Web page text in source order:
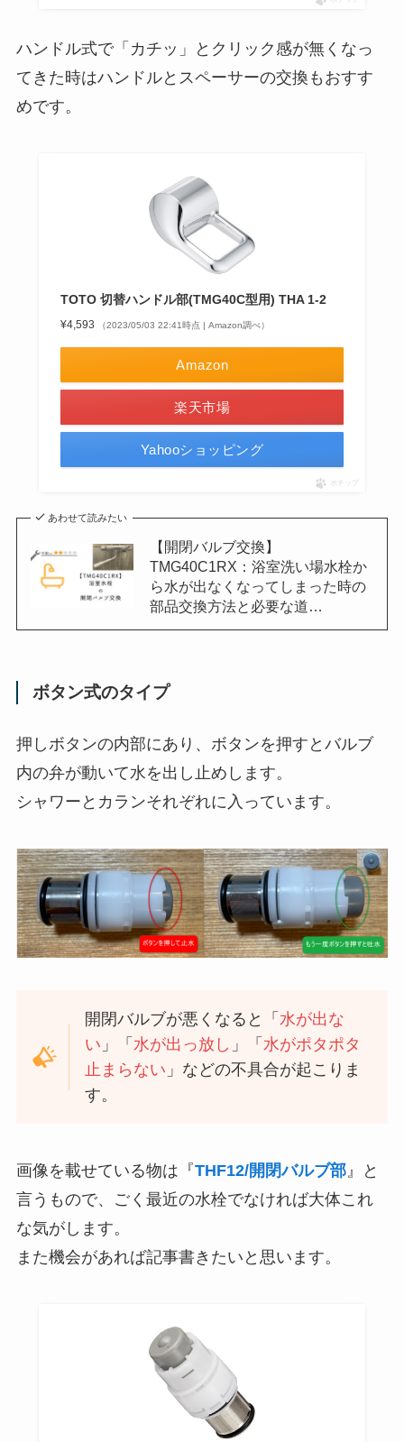
ハンドル式で「カチッ」とクリック感が無くなっ
てきた時はハンドルとスペーサーの交換もおすす
めです。
TOTO 切替ハンドル部(TMG40C型用) THA 1-2
¥4,593 （2023/05/03 22:41時点 | Amazon調べ）
Amazon
楽天市場
Yahooショッピング
ポチップ
あわせて読みたい
【開閉バルブ交換】
TMG40C1RX：浴室洗い場水栓か
ら水が出なくなってしまった時の
部品交換方法と必要な道…
ボタン式のタイプ
押しボタンの内部にあり、ボタンを押すとバルブ
内の弁が動いて水を出し止めします。
シャワーとカランそれぞれに入っています。
開閉バルブが悪くなると「水が出な
い 」「水が出っ放し 」「水がポタポタ
止まらない 」などの不具合が起こりま
す。
画像を載せている物は『THF12/開閉バルブ部』と
言うもので、ごく最近の水栓でなければ大体これ
な気がします。
また機会があれば記事書きたいと思います。